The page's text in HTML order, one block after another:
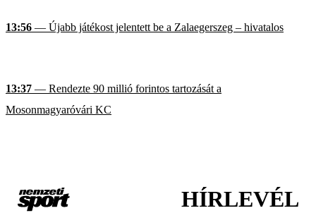
13:56 — Újabb játékost jelentett be a Zalaegerszeg – hivatalos
13:37 — Rendezte 90 millió forintos tartozását a
Mosonmagyaróvári KC
HÍRLEVÉL